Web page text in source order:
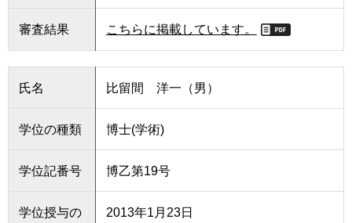
審査結果 こちらに掲載しています。
氏名 比留間 洋一（男）
学位の種類 博士(学術)
学位記番号 博乙第19号
学位授与の
2013年1月23日